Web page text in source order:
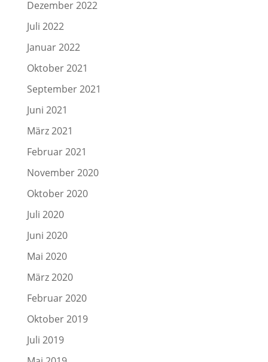
Dezember 2022
Juli 2022
Januar 2022
Oktober 2021
September 2021
Juni 2021
März 2021
Februar 2021
November 2020
Oktober 2020
Juli 2020
Juni 2020
Mai 2020
März 2020
Februar 2020
Oktober 2019
Juli 2019